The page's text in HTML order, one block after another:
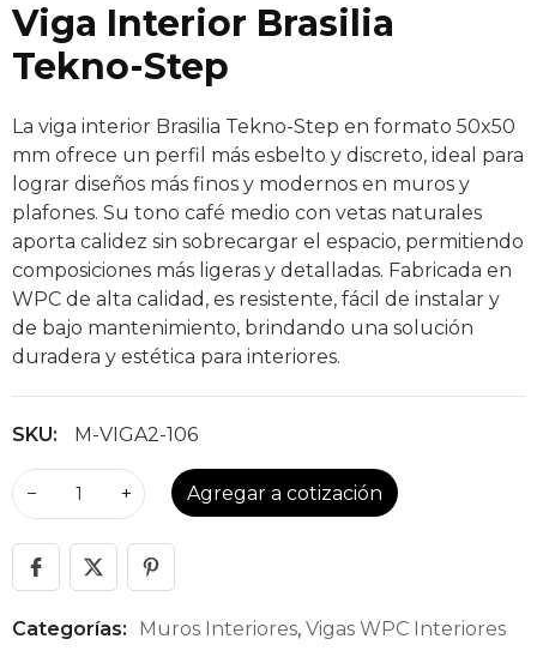
Viga Interior Brasilia
Tekno-Step
La viga interior Brasilia Tekno-Step en formato 50x50
mm ofrece un perfil más esbelto y discreto, ideal para
lograr diseños más finos y modernos en muros y
plafones. Su tono café medio con vetas naturales
aporta calidez sin sobrecargar el espacio, permitiendo
composiciones más ligeras y detalladas. Fabricada en
WPC de alta calidad, es resistente, fácil de instalar y
de bajo mantenimiento, brindando una solución
duradera y estética para interiores.
SKU: M-VIGA2-106
− + Agregar a cotización
Categorías: Muros Interiores, Vigas WPC Interiores